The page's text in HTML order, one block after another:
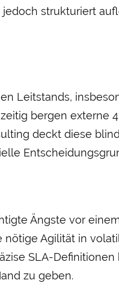
strukturiert
Leit­stands,
bergen externe
deckt diese
Ängste vor
nötige Agilität in
SLA-
zu geben.